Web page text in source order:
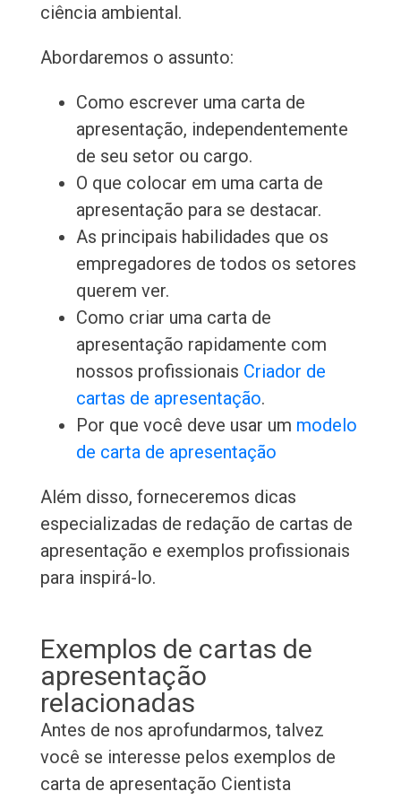
ciência ambiental.
Abordaremos o assunto:
Como escrever uma carta de
apresentação, independentemente
de seu setor ou cargo.
O que colocar em uma carta de
apresentação para se destacar.
As principais habilidades que os
empregadores de todos os setores
querem ver.
Como criar uma carta de
apresentação rapidamente com
nossos profissionais Criador de
cartas de apresentação.
Por que você deve usar um modelo
de carta de apresentação
Além disso, forneceremos dicas
especializadas de redação de cartas de
apresentação e exemplos profissionais
para inspirá-lo.
Exemplos de cartas de
apresentação
relacionadas
Antes de nos aprofundarmos, talvez
você se interesse pelos exemplos de
carta de apresentação Cientista